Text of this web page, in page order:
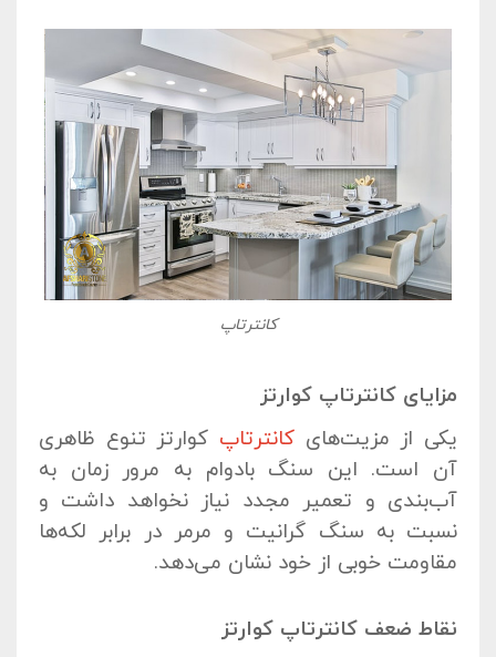
کانترتاپ
مزایای کانترتاپ کوارتز
یکی از مزیت‌های کانترتاپ کوارتز تنوع ظاهری
آن است. این سنگ بادوام به مرور زمان به
آب‌بندی و تعمیر مجدد نیاز نخواهد داشت و
نسبت به سنگ گرانیت و مرمر در برابر لکه‌ها
مقاومت خوبی از خود نشان می‌دهد.
نقاط ضعف کانترتاپ کوارتز